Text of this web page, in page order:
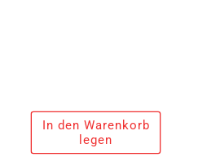
In den Warenkorb
legen